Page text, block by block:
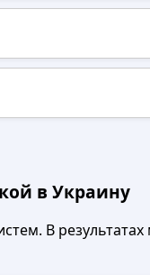
в Украину
В